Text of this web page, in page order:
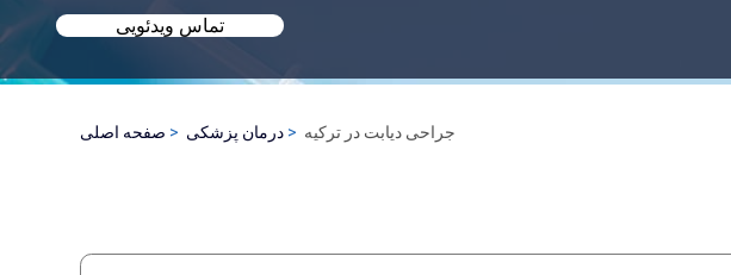
تماس ویدئویی
صفحه اصلی درمان پزشکی جراحی دیابت در ترکیه